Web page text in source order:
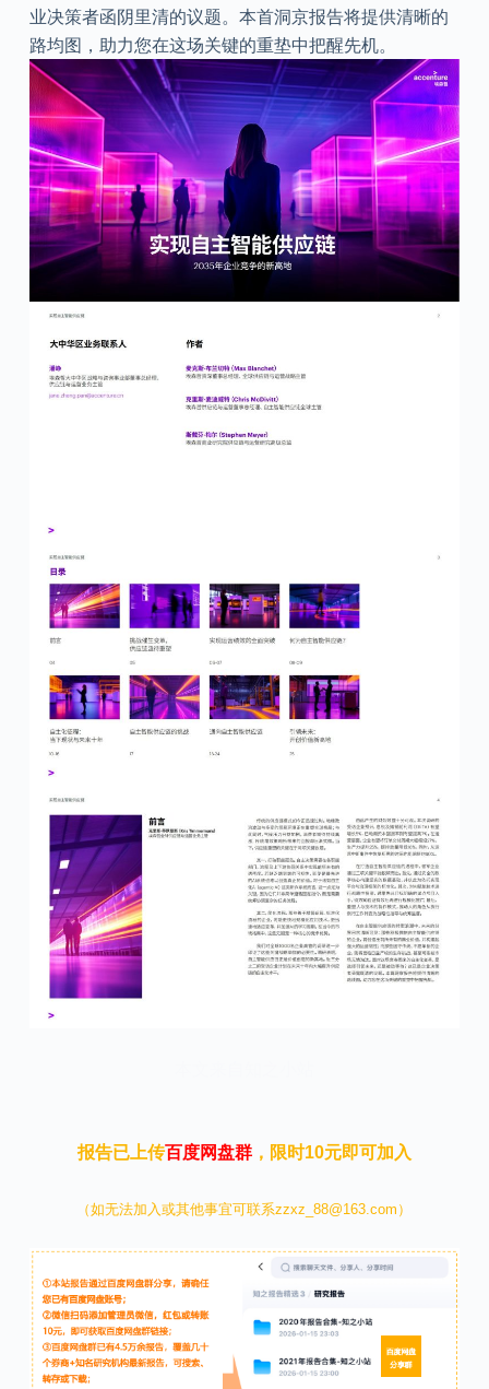
业决策者函阴里清的议题。本首洞京报告将提供清晰的
路均图，助力您在这场关键的重垫中把醒先机。
报告已上传百度网盘群，限时10元即可加入
（如无法加入或其他事宜可联系zzxz_88@163.com）